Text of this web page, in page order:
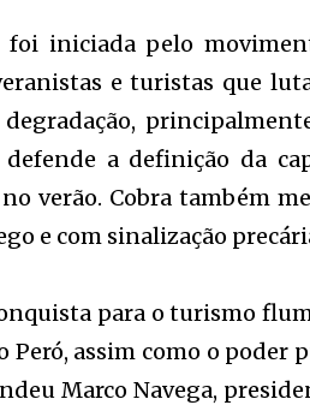
iniciada pelo
e turistas que
a definição da
verão. Cobra também
e com sinalização
para o turismo
assim como o poder
Marco Navega,